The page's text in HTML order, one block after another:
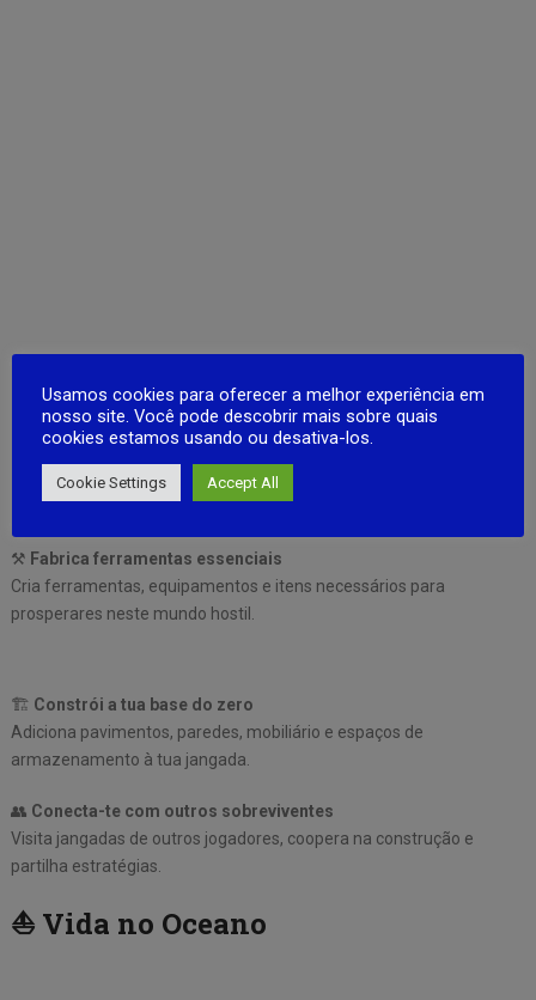
⚒ Fabrica ferramentas essenciais
Cria ferramentas, equipamentos e itens necessários para
prosperares neste mundo hostil.
🏗 Constrói a tua base do zero
Adiciona pavimentos, paredes, mobiliário e espaços de
armazenamento à tua jangada.
👥 Conecta-te com outros sobreviventes
Visita jangadas de outros jogadores, coopera na construção e
partilha estratégias.
⛵ Vida no Oceano
Usamos cookies para oferecer a melhor experiência em
nosso site. Você pode descobrir mais sobre quais
cookies estamos usando ou desativa-los.
Cookie Settings Accept All